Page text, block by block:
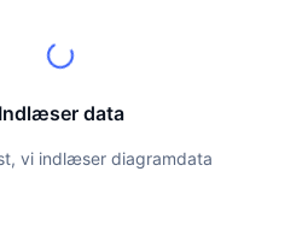
Indlæser data
vi indlæser diagramdata